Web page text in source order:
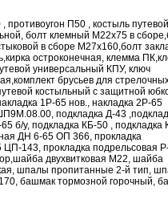
П50 , костыль путевой
болт клемный М22х75 в
в сборе М27х160,болт
остроконечная, клемма
универсальный КПУ, ключ
брусьев для
костыльный с защитной
1Р-65 нов., накладка 2Р-65
подкладка Д-43
б/у, подкладка КБ-50 , подкладка
ДН 6-65 ОП 366, прокладка
143, прокладка подрельсовая
двухвитковая М22, шайба
шпалы пропитанные 2-й тип,
башмак тормозной горочный,